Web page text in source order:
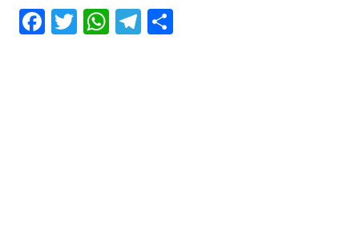
Facebook
Twitter
WhatsApp
Telegram